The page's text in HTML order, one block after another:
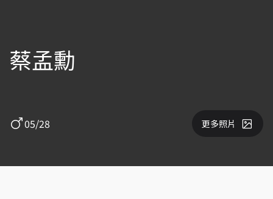
蔡孟勳
05/28 更多照片